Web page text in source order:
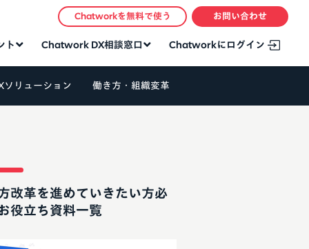
ト Chatwork DX相談窓口 Chatworkにログイン
Chatworkを無料で使う お問い合わせ
ソリューション 働き方・組織変革
改革を進めていきたい方必
役立ち資料一覧